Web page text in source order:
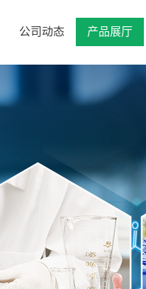
公司动态 产品展厅